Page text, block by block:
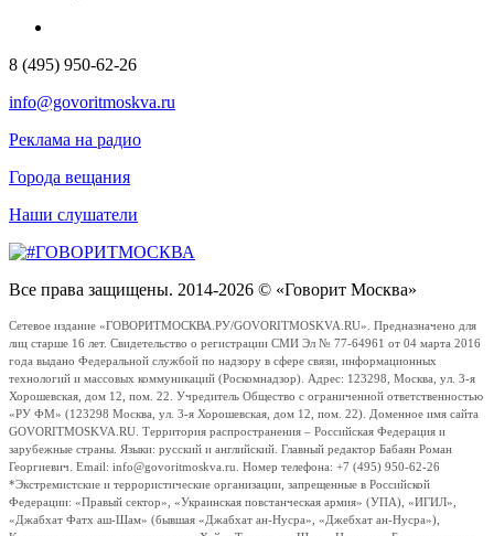
8 (495) 950-62-26
info@govoritmoskva.ru
Реклама на радио
Города вещания
Наши слушатели
Все права защищены. 2014-2026 © «Говорит Москва»
Сетевое издание «ГОВОРИТМОСКВА.РУ/GOVORITMOSKVA.RU». Предназначено для
лиц старше 16 лет. Свидетельство о регистрации СМИ Эл № 77-64961 от 04 марта 2016
года выдано Федеральной службой по надзору в сфере связи, информационных
технологий и массовых коммуникаций (Роскомнадзор). Адрес: 123298, Москва, ул. 3-я
Хорошевская, дом 12, пом. 22. Учредитель Общество с ограниченной ответственностью
«РУ ФМ» (123298 Москва, ул. 3-я Хорошевская, дом 12, пом. 22). Доменное имя сайта
GOVORITMOSKVA.RU. Территория распространения – Российская Федерация и
зарубежные страны. Языки: русский и английский. Главный редактор Бабаян Роман
Георгиевич. Email: info@govoritmoskva.ru. Номер телефона: +7 (495) 950-62-26
*Экстремистские и террористические организации, запрещенные в Российской
Федерации: «Правый сектор», «Украинская повстанческая армия» (УПА), «ИГИЛ»,
«Джабхат Фатх аш-Шам» (бывшая «Джабхат ан-Нусра», «Джебхат ан-Нусра»),